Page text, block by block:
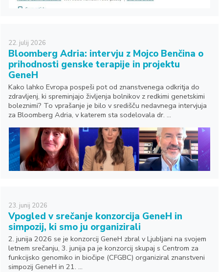
22. julij 2026
Bloomberg Adria: intervju z Mojco Benčina o
prihodnosti genske terapije in projektu
GeneH
Kako lahko Evropa pospeši pot od znanstvenega odkritja do
zdravljenj, ki spreminjajo življenja bolnikov z redkimi genetskimi
boleznimi? To vprašanje je bilo v središču nedavnega intervjuja
za Bloomberg Adria, v katerem sta sodelovala dr. ...
23. junij 2026
Vpogled v srečanje konzorcija GeneH in
simpozij, ki smo ju organizirali
2. junija 2026 se je konzorcij GeneH zbral v Ljubljani na svojem
letnem srečanju, 3. junija pa je konzorcij skupaj s Centrom za
funkcijsko genomiko in biočipe (CFGBC) organiziral znanstveni
simpozij GeneH in 21. ...